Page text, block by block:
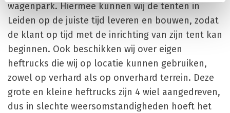
wagenpark. Hiermee kunnen wij de tenten in
Leiden op de juiste tijd leveren en bouwen, zodat
de klant op tijd met de inrichting van zijn tent kan
beginnen. Ook beschikken wij over eigen
heftrucks die wij op locatie kunnen gebruiken,
zowel op verhard als op onverhard terrein. Deze
grote en kleine heftrucks zijn 4 wiel aangedreven,
dus in slechte weersomstandigheden hoeft het